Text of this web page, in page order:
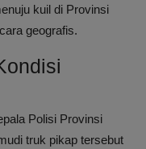
kuil di Provinsi
geografis.
Polisi Provinsi
truk pikap tersebut